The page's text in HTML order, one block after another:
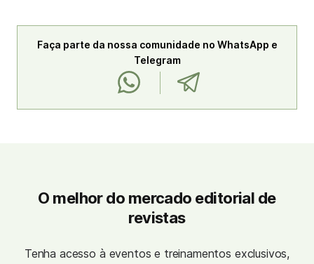
Faça parte da nossa comunidade no WhatsApp e
Telegram
O melhor do mercado editorial de
revistas
Tenha acesso à eventos e treinamentos exclusivos,